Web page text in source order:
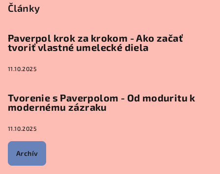
Články
Paverpol krok za krokom - Ako začať
tvoriť vlastné umelecké diela
11.10.2025
Tvorenie s Paverpolom - Od moduritu k
modernému zázraku
11.10.2025
Archív